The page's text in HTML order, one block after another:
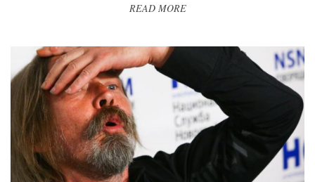
READ MORE